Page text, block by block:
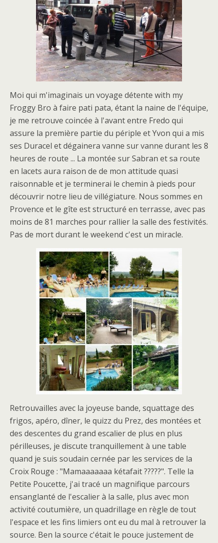
Moi qui m'imaginais un voyage détente with my
Froggy Bro à faire pati pata, étant la naine de l'équipe,
je me retrouve coincée à l'avant entre Fredo qui
assure la première partie du périple et Yvon qui a mis
ses Duracel et dégainera vanne sur vanne durant les 8
heures de route ... La montée sur Sabran et sa route
en lacets aura raison de de mon attitude quasi
raisonnable et je terminerai le chemin à pieds pour
découvrir notre lieu de villégiature. Nous sommes en
Provence et le gîte est structuré en terrasse, avec pas
moins de 81 marches pour rallier la salle des festivités.
Pas de mort durant le weekend c'est un miracle.
Retrouvailles avec la joyeuse bande, squattage des
frigos, apéro, dîner, le quizz du Prez, des montées et
des descentes du grand escalier de plus en plus
périlleuses, je discute tranquillement à une table
quand je suis soudain cernée par les services de la
Croix Rouge : "Mamaaaaaaa kétafait ?????". Telle la
Petite Poucette, j'ai tracé un magnifique parcours
ensanglanté de l'escalier à la salle, plus avec mon
activité coutumière, un quadrillage en règle de tout
l'espace et les fins limiers ont eu du mal à retrouver la
source. Ben la source c'était le pouce justement de